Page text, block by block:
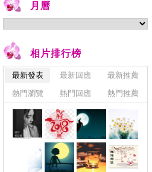
月曆
相片排行榜
最新發表 最新回應
最新推薦
熱門瀏覽
熱門回應 熱門推薦